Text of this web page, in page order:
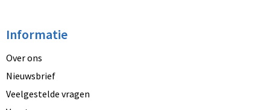
Informatie
Over ons
Nieuwsbrief
Veelgestelde vragen